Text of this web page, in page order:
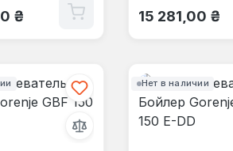
₴ Обычная цена:
15 281,00 ₴
Нет в наличии